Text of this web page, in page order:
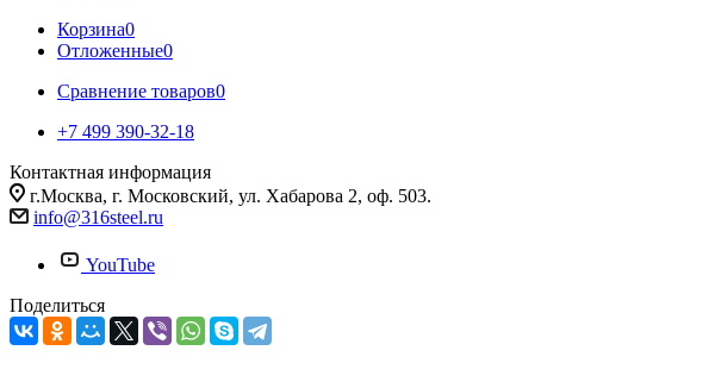
Корзина0
Отложенные0
Сравнение товаров0
+7 499 390-32-18
Контактная информация
г.Москва, г. Московский, ул. Хабарова 2, оф. 503.
info@316steel.ru
YouTube
Поделиться